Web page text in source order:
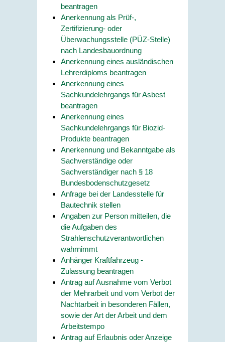
beantragen
Anerkennung als Prüf-,
Zertifizierung- oder
Überwachungsstelle (PÜZ-Stelle)
nach Landesbauordnung
Anerkennung eines ausländischen
Lehrerdiploms beantragen
Anerkennung eines
Sachkundelehrgangs für Asbest
beantragen
Anerkennung eines
Sachkundelehrgangs für Biozid-
Produkte beantragen
Anerkennung und Bekanntgabe als
Sachverständige oder
Sachverständiger nach § 18
Bundesbodenschutzgesetz
Anfrage bei der Landesstelle für
Bautechnik stellen
Angaben zur Person mitteilen, die
die Aufgaben des
Strahlenschutzverantwortlichen
wahrnimmt
Anhänger Kraftfahrzeug -
Zulassung beantragen
Antrag auf Ausnahme vom Verbot
der Mehrarbeit und vom Verbot der
Nachtarbeit in besonderen Fällen,
sowie der Art der Arbeit und dem
Arbeitstempo
Antrag auf Erlaubnis oder Anzeige